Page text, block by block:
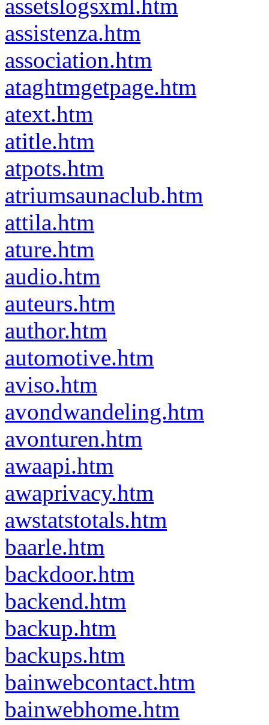
assetslogsxml.htm
assistenza.htm
association.htm
ataghtmgetpage.htm
atext.htm
atitle.htm
atpots.htm
atriumsaunaclub.htm
attila.htm
ature.htm
audio.htm
auteurs.htm
author.htm
automotive.htm
aviso.htm
avondwandeling.htm
avonturen.htm
awaapi.htm
awaprivacy.htm
awstatstotals.htm
baarle.htm
backdoor.htm
backend.htm
backup.htm
backups.htm
bainwebcontact.htm
bainwebhome.htm